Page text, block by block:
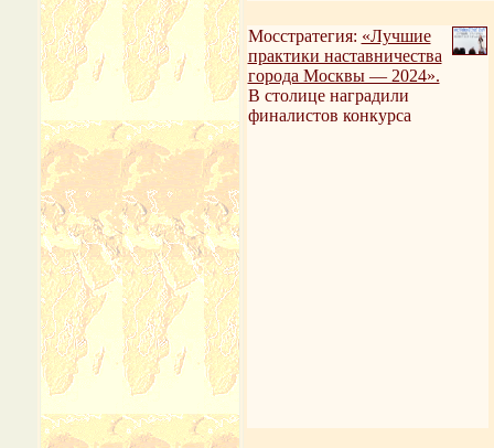
Мосстратегия: «Лучшие
практики наставничества
города Москвы — 2024».
В столице наградили
финалистов конкурса